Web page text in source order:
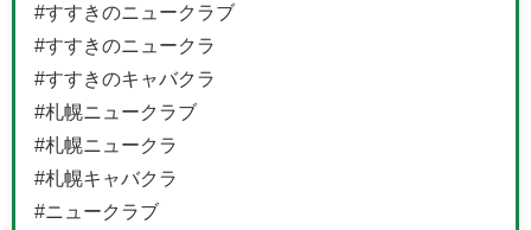
#すすきのニュークラブ
#すすきのニュークラ
#すすきのキャバクラ
#札幌ニュークラブ
#札幌ニュークラ
#札幌キャバクラ
#ニュークラブ